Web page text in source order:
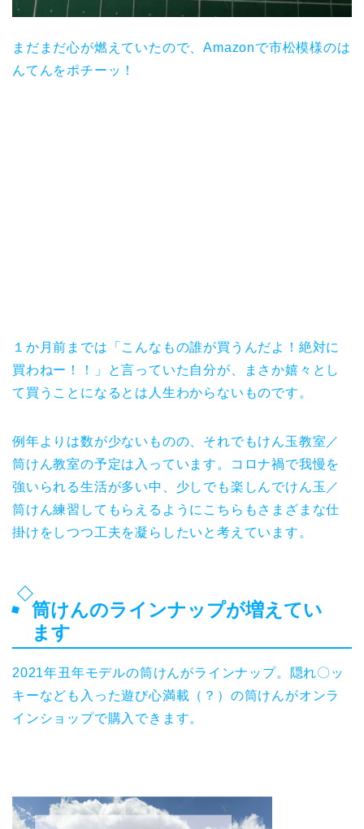
まだまだ心が燃えていたので、Amazonで市松模様のは
んてんをポチーッ！
１か月前までは「こんなもの誰が買うんだよ！絶対に
買わねー！！」と言っていた自分が、まさか嬉々とし
て買うことになるとは人生わからないものです。
例年よりは数が少ないものの、それでもけん玉教室／
筒けん教室の予定は入っています。コロナ禍で我慢を
強いられる生活が多い中、少しでも楽しんでけん玉／
筒けん練習してもらえるようにこちらもさまざまな仕
掛けをしつつ工夫を凝らしたいと考えています。
筒けんのラインナップが増えてい
ます
2021年丑年モデルの筒けんがラインナップ。隠れ〇ッ
キーなども入った遊び心満載（？）の筒けんがオンラ
インショップで購入できます。